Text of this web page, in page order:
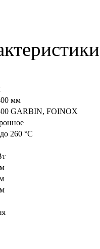
мм
GARBIN, FOINOX
260 °С